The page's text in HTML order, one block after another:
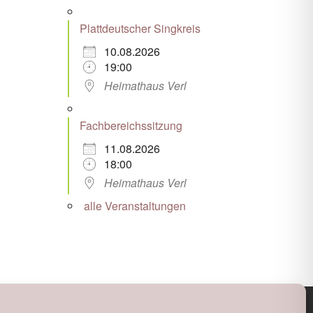
Plattdeutscher Singkreis
10.08.2026
19:00
Heimathaus Verl
Fachbereichssitzung
11.08.2026
18:00
Heimathaus Verl
alle Veranstaltungen